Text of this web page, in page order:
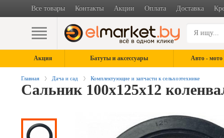
Все товары Контакты Акции Оплата Доставка
Акция Батуты и аксессуары Авто - мото
Главная Дача и сад Комплектующие и запчасти к сельхозтехнике
Сальник 100х125х12